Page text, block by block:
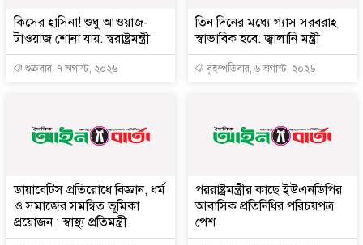
কিসের হাসিনা! শুধু আওয়াজ-
টাওয়াজ শোনা যায়: স্বরাষ্ট্রমন্ত্রী
শুক্রবার, ৭ অগাস্ট, ২০২৬
তিন দিনের মধ্যে গ্যাস সরবরাহ
স্বাভাবিক হবে: জ্বালানি মন্ত্রী
বৃহস্পতিবার, ৬ অগাস্ট, ২০২৬
ডায়াবেটিস প্রতিরোধে বিজ্ঞান, ধর্ম
ও সমাজের সমন্বিত ভূমিকা
প্রয়োজন : স্বাস্থ্য প্রতিমন্ত্রী
পররাষ্ট্রমন্ত্রীর কা‌ছে ইউএনডিপির
আবাসিক প্রতিনিধির পরিচয়পত্র
পেশ